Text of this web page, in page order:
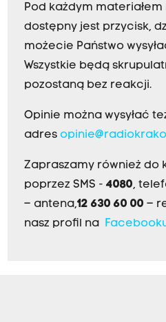
Pod każdym
dostępny jest przycisk,
możecie Państwo
Wszystkie będą
pozostaną bez reakcji.
Opinie można wysyłać
adres
Zapraszamy również do
poprzez SMS - 4080,
– antena,12 630 60 00 –
nasz profil na